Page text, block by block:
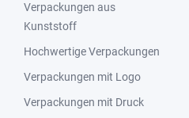
Verpackungen aus
Kunststoff
Hochwertige Verpackungen
Verpackungen mit Logo
Verpackungen mit Druck